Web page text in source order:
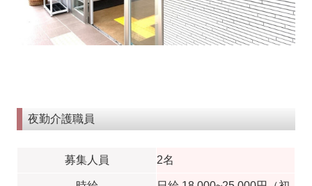
夜勤介護職員
募集人員 2名